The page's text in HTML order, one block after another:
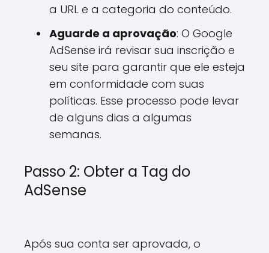
a URL e a categoria do conteúdo.
Aguarde a aprovação: O Google
AdSense irá revisar sua inscrição e
seu site para garantir que ele esteja
em conformidade com suas
políticas. Esse processo pode levar
de alguns dias a algumas
semanas.
Passo 2: Obter a Tag do
AdSense
Após sua conta ser aprovada, o